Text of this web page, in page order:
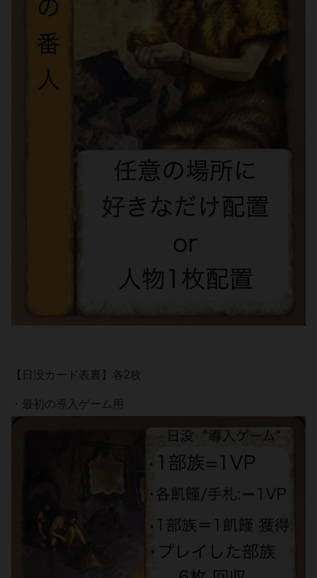
【日没カード表裏】各2枚
・最初の導入ゲーム用